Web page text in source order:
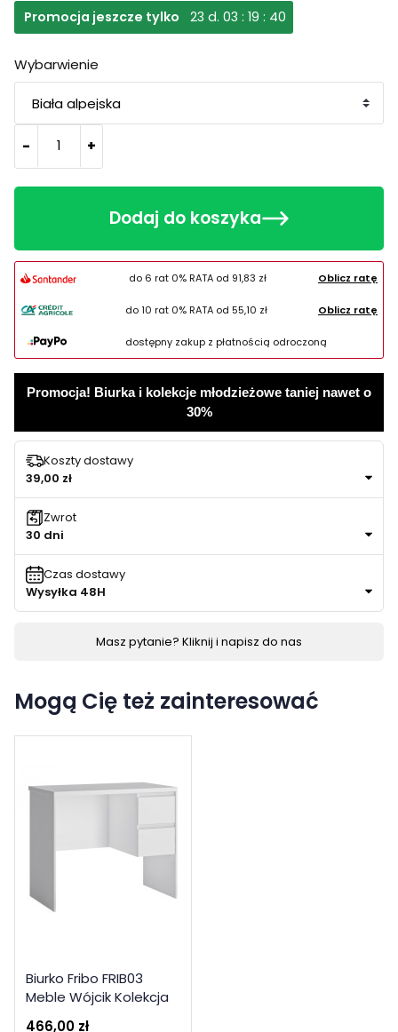
Promocja jeszcze tylko 23 d. 03 :19 : 39
Wybarwienie
- +
Dodaj do koszyka
do 6 rat 0% RATA od 91,83 zł Oblicz ratę
do 10 rat 0% RATA od 55,10 zł Oblicz ratę
dostępny zakup z płatnością odroczoną
Promocja! Biurka i kolekcje młodzieżowe taniej nawet o
30%
Koszty dostawy
39,00 zł
Zwrot
30 dni
Czas dostawy
Wysyłka 48H
Masz pytanie? Kliknij i napisz do nas
Mogą Cię też zainteresować
Biurko Fribo FRIB03
Meble Wójcik Kolekcja
466,00 zł